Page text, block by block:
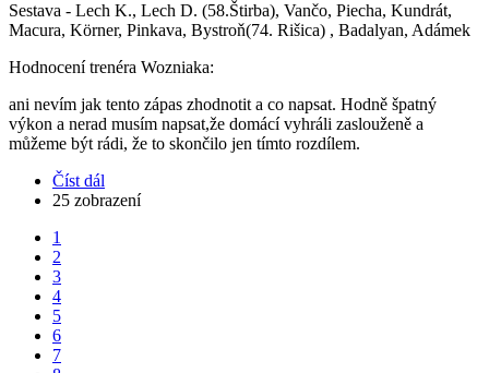
Sestava - Lech K., Lech D. (58.Štirba), Vančo, Piecha, Kundrát,
Macura, Körner, Pinkava, Bystroň(74. Rišica) , Badalyan, Adámek
Hodnocení trenéra Wozniaka:
ani nevím jak tento zápas zhodnotit a co napsat. Hodně špatný
výkon a nerad musím napsat,že domácí vyhráli zaslouženě a
můžeme být rádi, že to skončilo jen tímto rozdílem.
Číst dál
V
25 zobrazení
Pagination
Aktuální
stránka
1
Stránka
2
Stránka
3
Stránka
4
Stránka
5
Stránka
6
Stránka
7